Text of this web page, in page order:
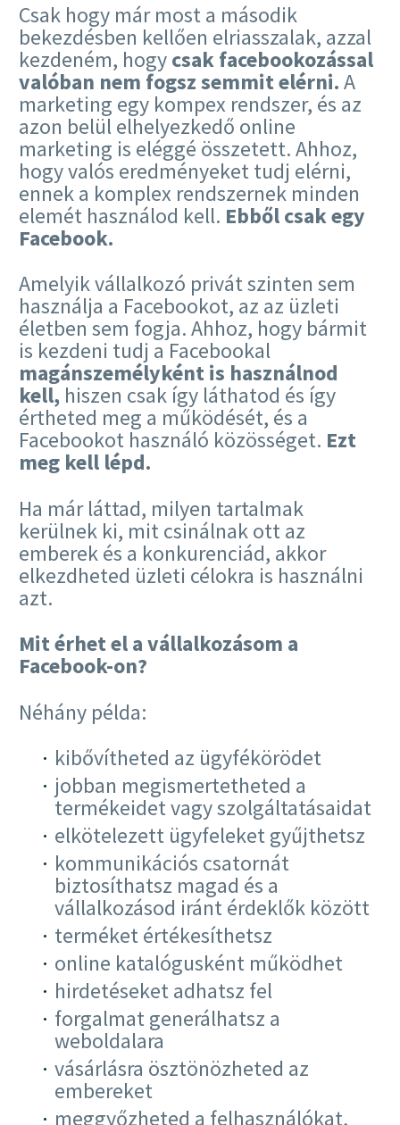
Csak hogy már most a második
bekezdésben kellően elriasszalak, azzal
kezdeném, hogycsak facebookozással
valóban nem fogsz semmit elérni.A
marketing egy kompex rendszer, és az
azon belül elhelyezkedő online
marketing is eléggé összetett. Ahhoz,
hogy valós eredményeket tudj elérni,
ennek a komplex rendszernek minden
elemét használod kell. Ebből csak egy
Facebook.
Amelyik vállalkozó privát szinten sem
használja a Facebookot, az az üzleti
életben sem fogja. Ahhoz, hogy bármit
is kezdeni tudj a Facebookal
magánszemélyként is használnod
kell, hiszen csak így láthatod és így
értheted meg a működését, és a
Facebookot használó közösséget. Ezt
meg kell lépd.
Ha már láttad, milyen tartalmak
kerülnek ki, mit csinálnak ott az
emberek és a konkurenciád, akkor
elkezdheted üzleti célokra is használni
azt.
Mit érhet el a vállalkozásom a
Facebook-on?
Néhány példa:
kibővítheted az ügyfékörödet
jobban megismertetheted a
termékeidet vagy szolgáltatásaidat
elkötelezett ügyfeleket gyűjthetsz
kommunikációs csatornát
biztosíthatsz magad és a
vállalkozásod iránt érdeklők között
terméket értékesíthetsz
online katalógusként működhet
hirdetéseket adhatsz fel
forgalmat generálhatsz a
weboldalara
vásárlásra ösztönözheted az
embereket
meggyőzheted a felhasználókat,